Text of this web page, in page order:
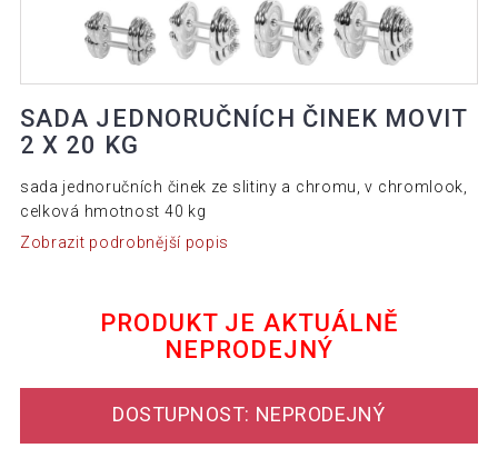
SADA JEDNORUČNÍCH ČINEK MOVIT
2 X 20 KG
sada jednoručních činek ze slitiny a chromu, v chromlook,
celková hmotnost 40 kg
Zobrazit podrobnější popis
PRODUKT JE AKTUÁLNĚ
NEPRODEJNÝ
DOSTUPNOST: NEPRODEJNÝ